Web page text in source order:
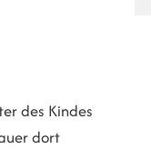
des Kindes
dort